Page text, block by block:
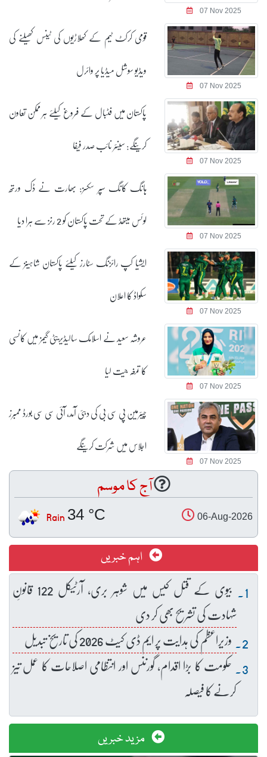
07 Nov 2025
07 Nov 2025
قومی کرکٹ ٹیم کے کھلاڑیوں کی ٹینس کھیلنے کی
ویڈیو سوشل میڈیا پر وائرل
07 Nov 2025
پاکستان میں فٹبال کے فروغ کیلئے ہر ممکن تعاون
کرینگے: سینئر نائب صدر فیفا
07 Nov 2025
ہانگ کانگ سپر سکسز: بھارت نے ڈک ورتھ
لوئس میتھڈ کے تحت پاکستان کو 2 رنز سے ہرا دیا
07 Nov 2025
ایشیا کپ رائزنگ سٹارز کیلئے پاکستان شاہینز کے
سکواڈ کا اعلان
07 Nov 2025
عروشہ سعید نے اسلامک سالیڈیریٹی گیمز میں کانسی
کا تمغہ جیت لیا
07 Nov 2025
چیئرمین پی سی بی کی دبئی آمد، آئی سی سی بورڈ ممبرز
اجلاس میں شرکت کرینگے
آج کا موسم
06-Aug-2026
34 °C
Rain
اہم خبریں
بیوی کے قتل کیس میں شوہر بری، آرٹیکل 122 قانونِ
شہادت کی تشریح بھی کر دی
وزیراعظم کی ہدایت پر ایم ڈی کیٹ 2026 کی تاریخ تبدیل
حکومت کا بڑا اقدام، گورننس اور انتظامی اصلاحات کا عمل تیز
کرنے کا فیصلہ
مزید خبریں